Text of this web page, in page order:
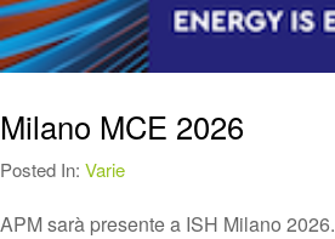
Milano MCE 2026
Posted In: Varie
APM sarà presente a ISH Milano 2026.